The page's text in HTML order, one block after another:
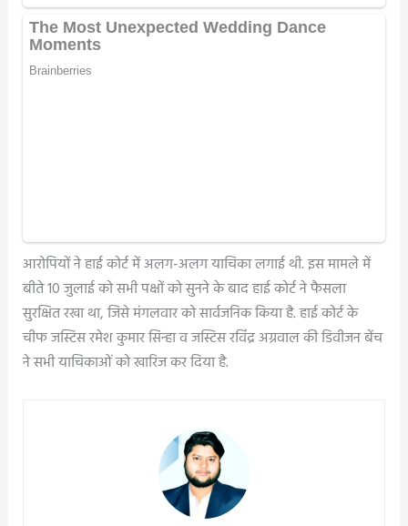
आरोपियों ने हाई कोर्ट में अलग-अलग याचिका लगाई थी. इस मामले में
बीते 10 जुलाई को सभी पक्षों को सुनने के बाद हाई कोर्ट ने फैसला
सुरक्षित रखा था, जिसे मंगलवार को सार्वजनिक किया है. हाई कोर्ट के
चीफ जस्टिस रमेश कुमार सिन्हा व जस्टिस रविंद्र अग्रवाल की डिवीजन बेंच
ने सभी याचिकाओं को खारिज कर दिया है.